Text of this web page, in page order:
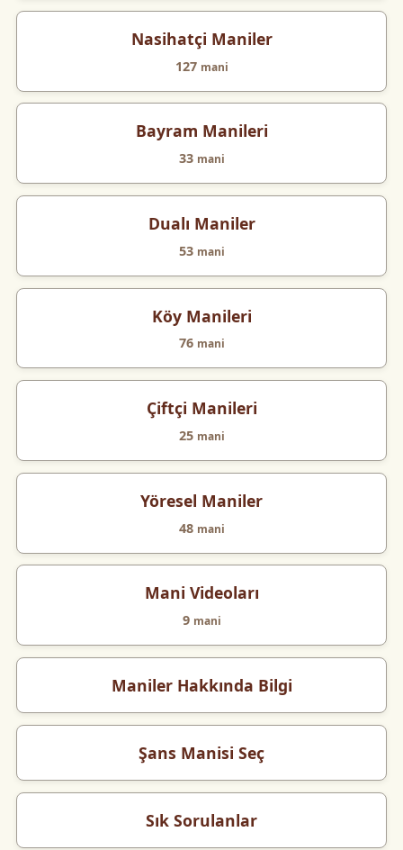
Nasihatçi Maniler
127 mani
Bayram Manileri
33 mani
Dualı Maniler
53 mani
Köy Manileri
76 mani
Çiftçi Manileri
25 mani
Yöresel Maniler
48 mani
Mani Videoları
9 mani
Maniler Hakkında Bilgi
Şans Manisi Seç
Sık Sorulanlar